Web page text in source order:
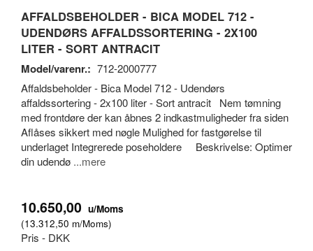
AFFALDSBEHOLDER - BICA MODEL 712 -
UDENDØRS AFFALDSSORTERING - 2X100
LITER - SORT ANTRACIT
Model/varenr.: 712-2000777
Affaldsbeholder - Bica Model 712 - Udendørs
affaldssortering - 2x100 liter - Sort antracit Nem tømning
med frontdøre der kan åbnes 2 indkastmuligheder fra siden
Aflåses sikkert med nøgle Mulighed for fastgørelse til
underlaget Integrerede poseholdere Beskrivelse: Optimer
din udendø ...mere
10.650,00 u/Moms
(13.312,50 m/Moms)
Pris - DKK